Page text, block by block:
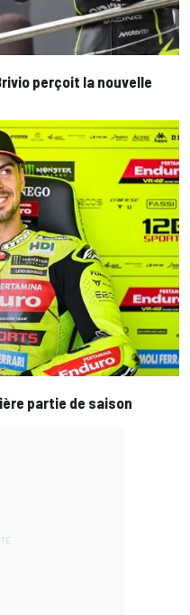
perçoit la nouvelle
partie de saison